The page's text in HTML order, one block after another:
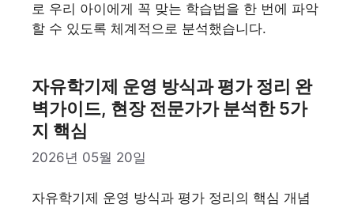
로 우리 아이에게 꼭 맞는 학습법을 한 번에 파악
할 수 있도록 체계적으로 분석했습니다.
자유학기제 운영 방식과 평가 정리 완
벽가이드, 현장 전문가가 분석한 5가
지 핵심
2026년 05월 20일
자유학기제 운영 방식과 평가 정리의 핵심 개념